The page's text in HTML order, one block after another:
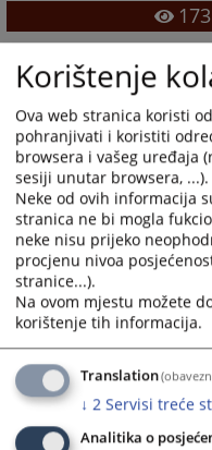
Korištenje
Ova web stranica koristi
pohranjivati i koristiti
browsera i vašeg uređaja
sesiji unutar browsera, ...).
Neke od ovih informacija
stranica ne bi mogla
neke nisu prijeko
procjenu nivoa
stranice...).
Na ovom mjestu možete
korištenje tih informacija.
Translation
↓ 2 Servisi treće
Analitika o